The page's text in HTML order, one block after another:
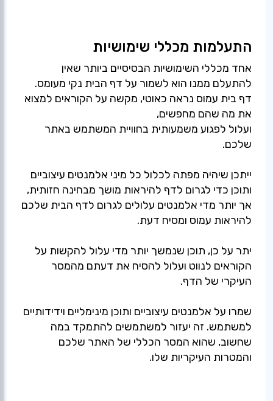
התעלמות מכללי שימושיות
אחד מכללי השימושיות הבסיסיים ביותר שאין
להתעלם ממנו הוא לשמור על דף הבית נקי מעומס.
דף בית עמוס נראה כאוטי, מקשה על הקוראים למצוא
את מה שהם מחפשים,
ועלול לפגוע משמעותית בחוויית המשתמש באתר
שלכם.
ייתכן שיהיה מפתה לכלול כל מיני אלמנטים עיצוביים
ותוכן כדי לגרום לדף להיראות מושך מבחינה חזותית,
אך יותר מדי אלמנטים עלולים לגרום לדף הבית שלכם
להיראות עמוס ומסיח דעת.
יתר על כן, תוכן שנמשך יותר מדי עלול להקשות על
הקוראים לנווט ועלול להסיח את דעתם מהמסר
העיקרי של הדף.
שמרו על אלמנטים עיצוביים ותוכן מינימליים וידידותיים
למשתמש. זה יעזור למשתמשים להתמקד במה
שחשוב, שהוא המסר הכללי של האתר שלכם
והמטרות העיקריות שלו.